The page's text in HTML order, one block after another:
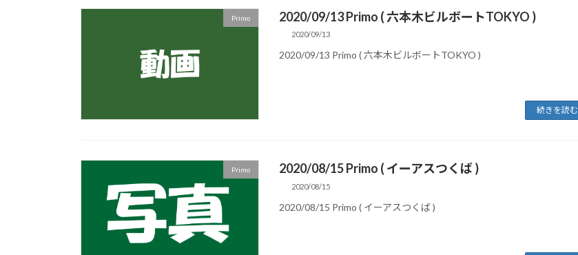
Primo 2020/09/13 Primo ( 六本木ビルボートTOKYO )
2020/09/13
2020/09/13 Primo ( 六本木ビルボートTOKYO )
続きを読む
Primo 2020/08/15 Primo ( イーアスつくば )
2020/08/15
2020/08/15 Primo ( イーアスつくば )